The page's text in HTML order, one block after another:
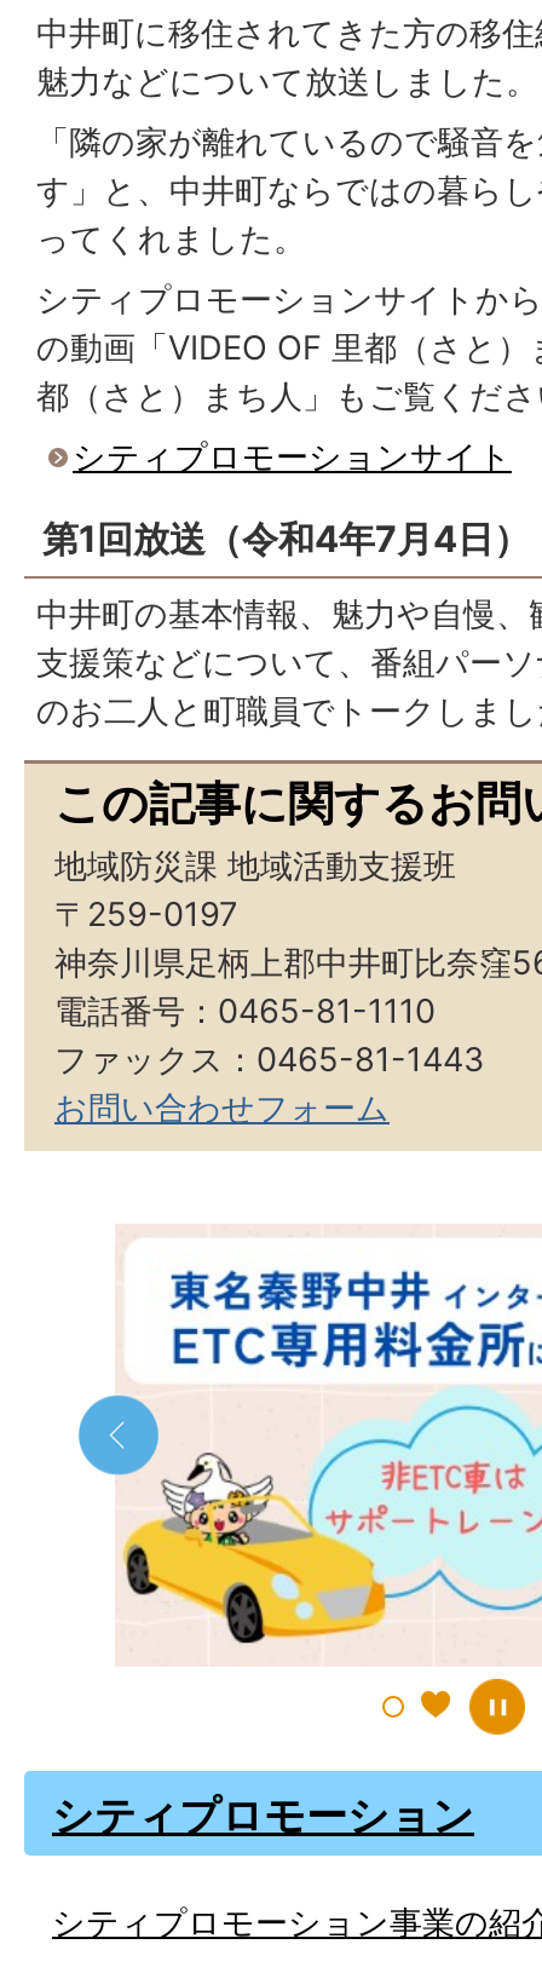
中井町に移住されてきた方の移
魅力などについて放送しました。
「隣の家が離れているので騒音
す」と、中井町ならではの暮ら
ってくれました。
シティプロモーションサイトか
の動画「VIDEO OF 里都（さと
都（さと）まち人」もご覧くだ
シティプロモーションサイト
第1回放送（令和4年7月4日）
中井町の基本情報、魅力や自慢
支援策などについて、番組パー
のお二人と町職員でトークしま
この記事に関するお問
地域防災課 地域活動支援班
〒259-0197
神奈川県足柄上郡中井町比奈窪
電話番号：0465-81-1110
ファックス：0465-81-1443
お問い合わせフォーム
2
の
ス
ラ
イ
ド
シティプロモーション
シティプロモーション事業の紹